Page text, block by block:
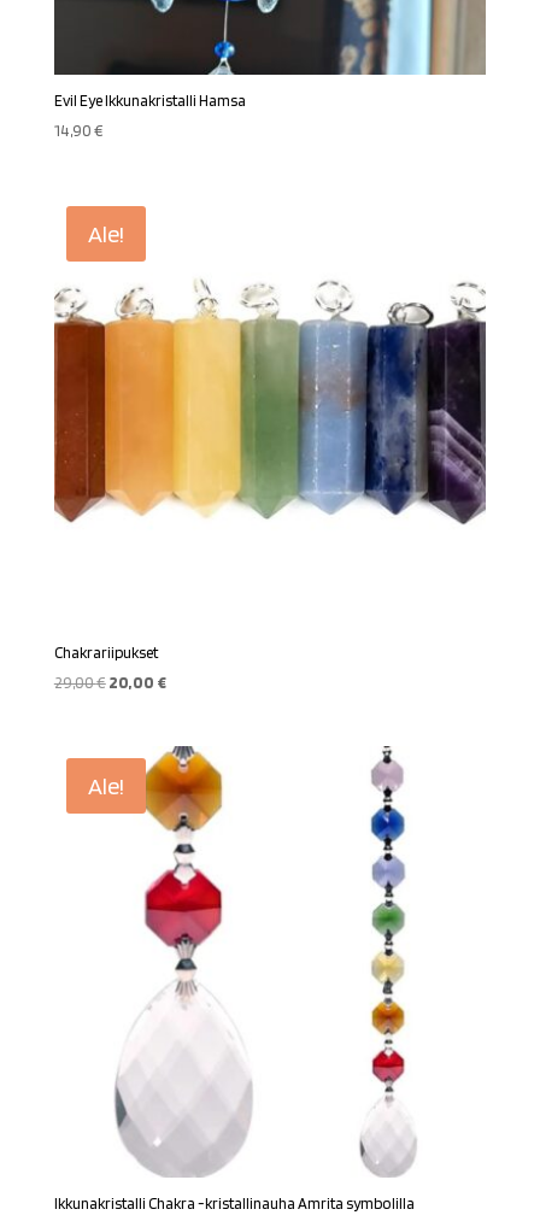
Evil Eye Ikkunakristalli Hamsa
14,90€
Ale!
Chakrariipukset
29,00€ Alkuperäinen
29,00 €.
20,00 €Nykyinen
20,00 €.
Ale!
Ikkunakristalli Chakra -kristallinauha Amrita symbolilla